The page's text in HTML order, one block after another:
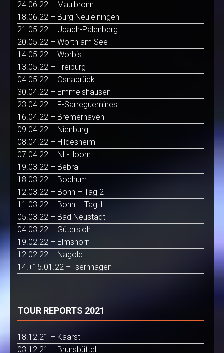
24.06.22 – Maulbronn
18.06.22 – Burg Neuleiningen
21.05.22 – Übach-Palenberg
20.05.22 – Wörth am See
14.05.22 – Worbis
13.05.22 – Freiburg
04.05.22 – Osnabrück
30.04.22 – Emmelshausen
23.04.22 – F-Sarreguemines
16.04.22 – Bremerhaven
09.04.22 – Nienburg
08.04.22 – Hildesheim
07.04.22 – NL-Hoorn
19.03.22 – Bebra
18.03.22 – Bochum
12.03.22 – Bonn – Tag 2
11.03.22 – Bonn – Tag 1
05.03.22 – Bad Neustadt
04.03.22 – Gütersloh
19.02.22 – Elmshorn
12.02.22 – Nagold
14.+15.01.22 – Isernhagen
TOUR REPORTS 2021
18.12.21 – Kaarst
03.12.21 – Brunsbüttel